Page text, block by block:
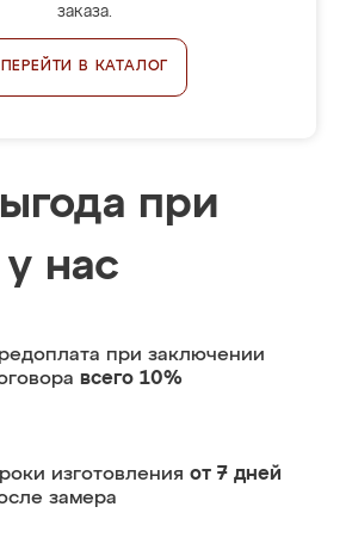
заказа.
ПЕРЕЙТИ В КАТАЛОГ
при
у нас
при заключении
всего 10%
изготовления от 7 дней
замера